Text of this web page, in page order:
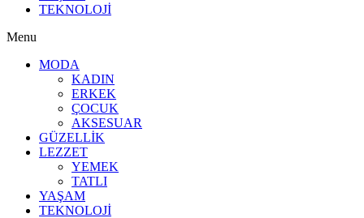
TEKNOLOJİ
Menu
MODA
KADIN
ERKEK
ÇOCUK
AKSESUAR
GÜZELLİK
LEZZET
YEMEK
TATLI
YAŞAM
TEKNOLOJİ